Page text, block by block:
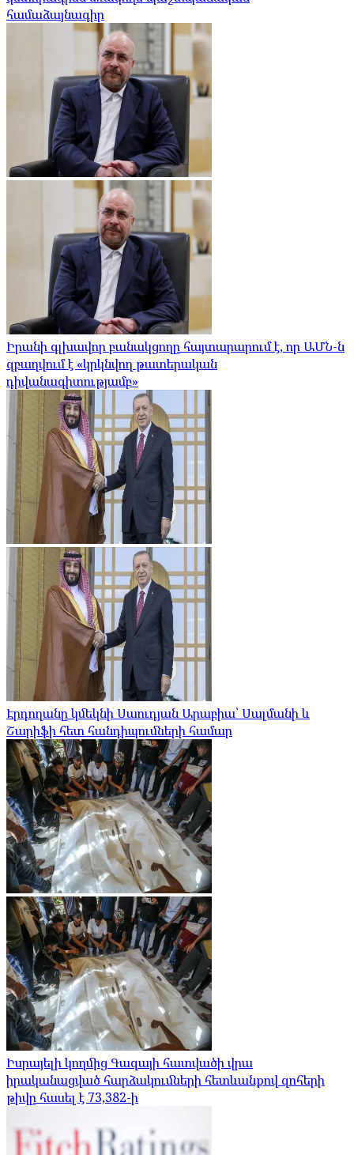
համաձայնագիր
Իրանի գլխավոր բանակցողը հայտարարում է, որ ԱՄՆ-ն
զբաղվում է «կրկնվող թատերական
դիվանագիտությամբ»
Էրդողանը կմեկնի Սաուդյան Արաբիա՝ Սալմանի և
Շարիֆի հետ հանդիպումների համար
Իսրայելի կողմից Գազայի հատվածի վրա
իրականացված հարձակումների հետևանքով զոհերի
թիվը հասել է 73,382-ի